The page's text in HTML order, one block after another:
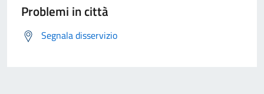
Problemi in città
Segnala disservizio